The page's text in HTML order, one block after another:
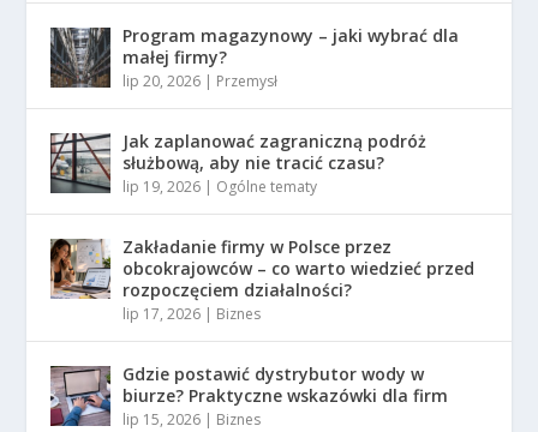
Program magazynowy – jaki wybrać dla
małej firmy?
lip 20, 2026 | Przemysł
Jak zaplanować zagraniczną podróż
służbową, aby nie tracić czasu?
lip 19, 2026 | Ogólne tematy
Zakładanie firmy w Polsce przez
obcokrajowców – co warto wiedzieć przed
rozpoczęciem działalności?
lip 17, 2026 | Biznes
Gdzie postawić dystrybutor wody w
biurze? Praktyczne wskazówki dla firm
lip 15, 2026 | Biznes